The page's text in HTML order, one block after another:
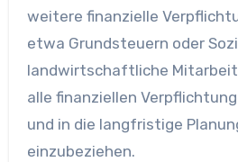
weitere finanzielle
etwa Grundsteuern oder
landwirtschaftliche
alle finanziellen
und in die langfristige
einzubeziehen.